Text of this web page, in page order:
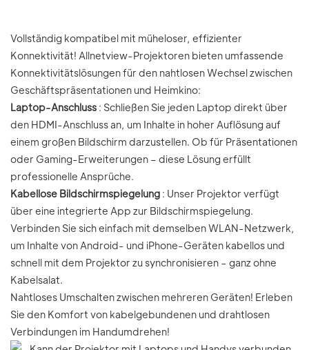
Vollständig kompatibel mit müheloser, effizienter
Konnektivität! Allnetview-Projektoren bieten umfassende
Konnektivitätslösungen für den nahtlosen Wechsel zwischen
Geschäftspräsentationen und Heimkino:
Laptop-Anschluss : Schließen Sie jeden Laptop direkt über
den HDMI-Anschluss an, um Inhalte in hoher Auflösung auf
einem großen Bildschirm darzustellen. Ob für Präsentationen
oder Gaming-Erweiterungen – diese Lösung erfüllt
professionelle Ansprüche.
Kabellose Bildschirmspiegelung : Unser Projektor verfügt
über eine integrierte App zur Bildschirmspiegelung.
Verbinden Sie sich einfach mit demselben WLAN-Netzwerk,
um Inhalte von Android- und iPhone-Geräten kabellos und
schnell mit dem Projektor zu synchronisieren – ganz ohne
Kabelsalat.
Nahtloses Umschalten zwischen mehreren Geräten! Erleben
Sie den Komfort von kabelgebundenen und drahtlosen
Verbindungen im Handumdrehen!